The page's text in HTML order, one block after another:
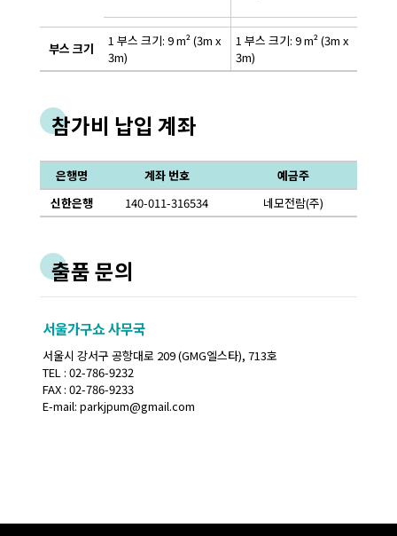
부스 크기
1 부스 크기: 9 m² (3m x
3m)
1 부스 크기: 9 m² (3m x
3m)
참가비 납입 계좌
은행명 계좌 번호
예금주
신한은행
140-011-316534 네모전람(주)
출품 문의
서울가구쇼 사무국
서울시 강서구 공항대로 209 (GMG엘스타), 713호
TEL : 02-786-9232
FAX : 02-786-9233
E-mail: parkjpum@gmail.com